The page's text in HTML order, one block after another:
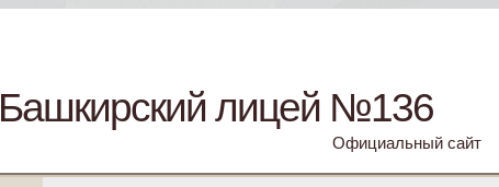
Башкирский лицей №136
Официальный сайт